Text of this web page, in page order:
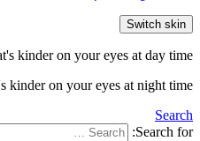
Switch skin
kinder on your eyes at day time.
kinder on your eyes at night time.
Search
Search for: